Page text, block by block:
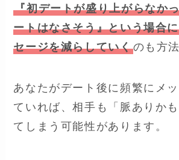
『初デートが盛り上がらなか
ートはなさそう』という場合
セージを減らしていくのも方
あなたがデート後に頻繁にメ
ていれば、相手も「脈ありか
てしまう可能性があります。